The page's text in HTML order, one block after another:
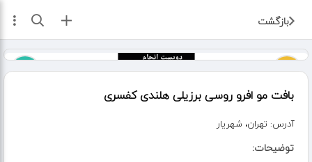
بازگشت ثبت آگهی
بافت مو افرو روسی برزیلی هلندی کفسری
آدرس: تهران، شهریار
توضیحات: